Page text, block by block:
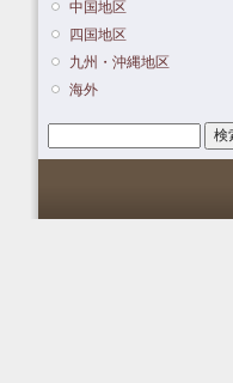
中国地区
四国地区
九州・沖縄地区
海外